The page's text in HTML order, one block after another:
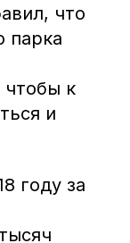
что
парка
чтобы к
и
году за